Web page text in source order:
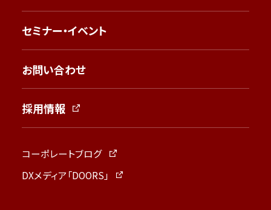
セミナー・イベント
お問い合わせ
採用情報
コーポレートブログ
DXメディア「DOORS」